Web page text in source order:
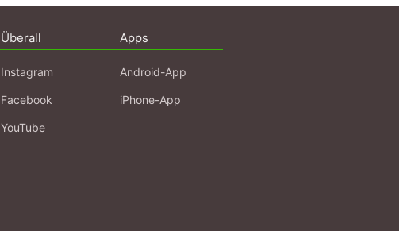
Überall
Instagram
Facebook
YouTube
Apps
Android-App
iPhone-App